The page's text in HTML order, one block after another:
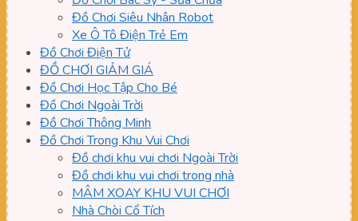
Đồ Chơi Siêu Nhân Robot
Xe Ô Tô Điện Trẻ Em
Đồ Chơi Điện Tử
ĐỒ CHƠI GIẢM GIÁ
Đồ Chơi Học Tập Cho Bé
Đồ Chơi Ngoài Trời
Đồ Chơi Thông Minh
Đồ Chơi Trong Khu Vui Chơi
Đồ chơi khu vui chơi Ngoài Trời
Đồ chơi khu vui chơi trong nhà
MÂM XOAY KHU VUI CHƠI
Nhà Chòi Cổ Tích